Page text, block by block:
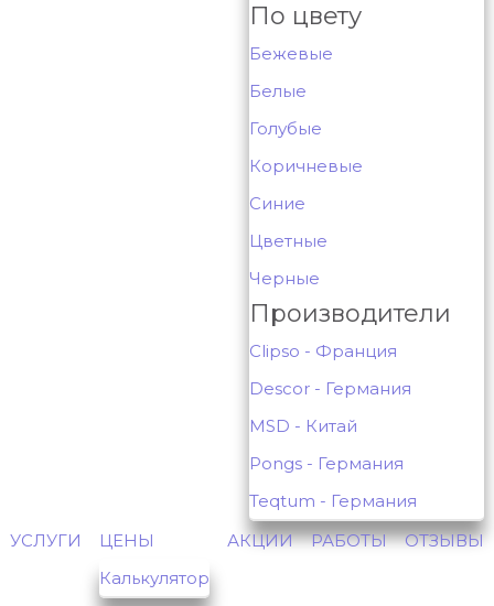
По цвету
Бежевые
Белые
Голубые
Коричневые
Синие
Цветные
Черные
Производители
Clipso - Франция
Descor - Германия
MSD - Китай
Pongs - Германия
Teqtum - Германия
УСЛУГИ
ЦЕНЫ
Калькулятор
АКЦИИ РАБОТЫ ОТЗЫВЫ